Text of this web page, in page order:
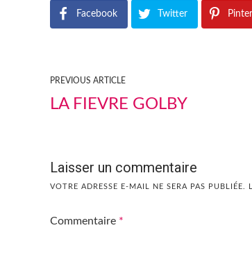
Facebook Twitter
PREVIOUS ARTICLE
LA FIEVRE GOLBY
Laisser un commentaire
VOTRE ADRESSE E-MAIL NE SERA PAS PUBLIÉE.
Commentaire *